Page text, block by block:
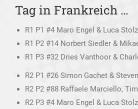
Tag in Frankreich …
R1 P1 #4 Maro Engel & Luca Stolz
R1 P2 #14 Norbert Siedler &
R1 P3 #32 Dries Vanthoor &
R2 P1 #26 Simon Gachet &
R2 P2 #88 Raffaele Marciello,
R2 P3 #4 Maro Engel & Luca Stolz